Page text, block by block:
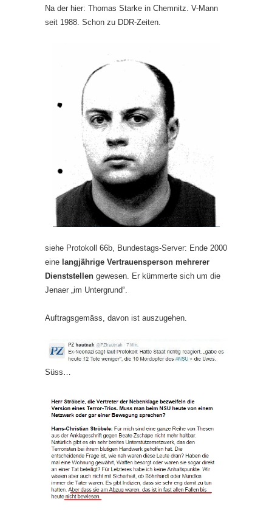
Na der hier: Thomas Starke in Chemnitz. V-Mann
seit 1988. Schon zu DDR-Zeiten.
siehe Protokoll 66b, Bundestags-Server: Ende 2000
eine langjährige Vertrauensperson mehrerer
Dienststellen gewesen. Er kümmerte sich um die
Jenaer „im Untergrund“.
Auftragsgemäss, davon ist auszugehen.
Süss…